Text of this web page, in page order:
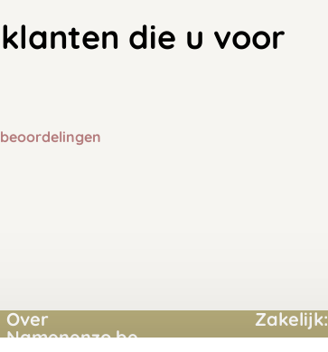
die u voor
Over
Namenenzo.be
Zakelijk: